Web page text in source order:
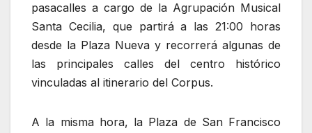
pasacalles a cargo de la Agrupación Musical
Santa Cecilia, que partirá a las 21:00 horas
desde la Plaza Nueva y recorrerá algunas de
las principales calles del centro histórico
vinculadas al itinerario del Corpus.
A la misma hora, la Plaza de San Francisco